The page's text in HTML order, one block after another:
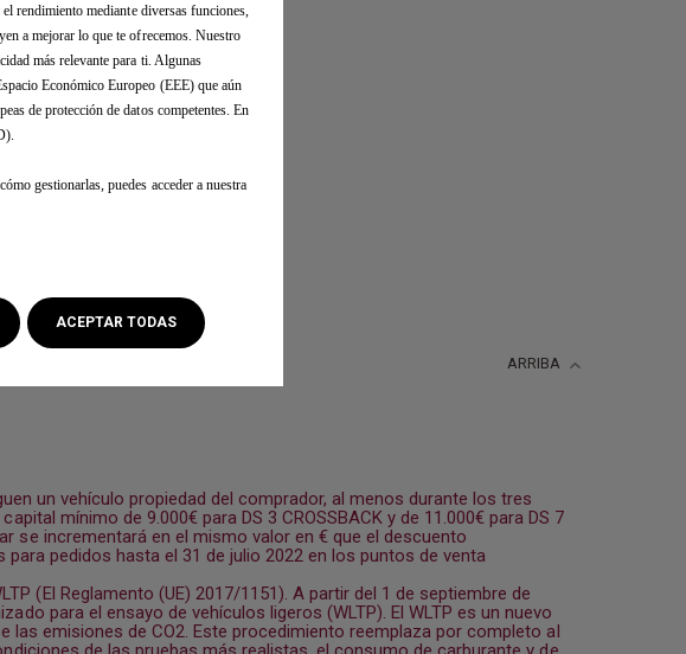
ARRIBA
un vehículo propiedad del comprador, al menos durante los tres
mínimo de 9.000€ para DS 3 CROSSBACK y de 11.000€ para DS 7
se incrementará en el mismo valor en € que el descuento
pedidos hasta el 31 de julio 2022 en los puntos de venta
(El Reglamento (UE) 2017/1151). A partir del 1 de septiembre de
para el ensayo de vehículos ligeros (WLTP). El WLTP es un nuevo
emisiones de CO2. Este procedimiento reemplaza por completo al
rendimiento mediante diversas funciones,
a mejorar lo que te ofrecemos. Nuestro
más relevante para ti. Algunas
Económico Europeo (EEE) que aún
de protección de datos competentes. En
gestionarlas, puedes acceder a nuestra
ACEPTAR TODAS